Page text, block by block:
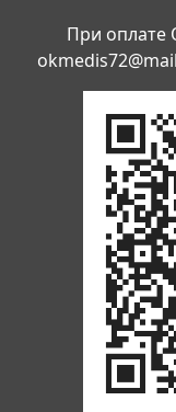
При оплате